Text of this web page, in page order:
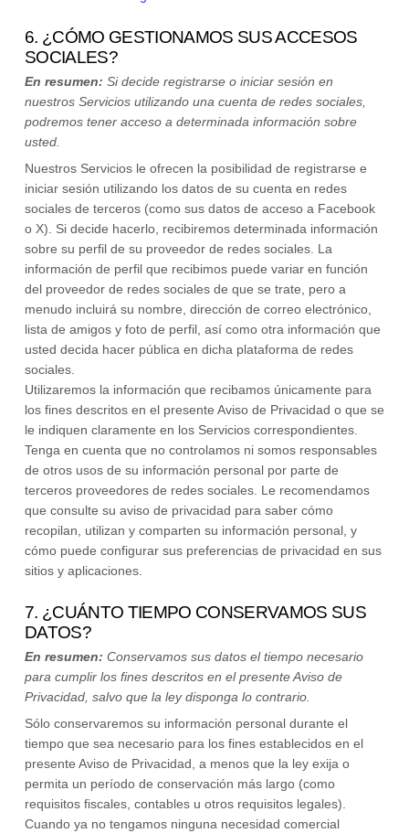
6. ¿CÓMO GESTIONAMOS SUS ACCESOS
SOCIALES?
En resumen: Si decide registrarse o iniciar sesión en
nuestros Servicios utilizando una cuenta de redes sociales,
podremos tener acceso a determinada información sobre
usted.
Nuestros Servicios le ofrecen la posibilidad de registrarse e
iniciar sesión utilizando los datos de su cuenta en redes
sociales de terceros (como sus datos de acceso a Facebook
o X). Si decide hacerlo, recibiremos determinada información
sobre su perfil de su proveedor de redes sociales. La
información de perfil que recibimos puede variar en función
del proveedor de redes sociales de que se trate, pero a
menudo incluirá su nombre, dirección de correo electrónico,
lista de amigos y foto de perfil, así como otra información que
usted decida hacer pública en dicha plataforma de redes
sociales.
Utilizaremos la información que recibamos únicamente para
los fines descritos en el presente Aviso de Privacidad o que se
le indiquen claramente en los Servicios correspondientes.
Tenga en cuenta que no controlamos ni somos responsables
de otros usos de su información personal por parte de
terceros proveedores de redes sociales. Le recomendamos
que consulte su aviso de privacidad para saber cómo
recopilan, utilizan y comparten su información personal, y
cómo puede configurar sus preferencias de privacidad en sus
sitios y aplicaciones.
7. ¿CUÁNTO TIEMPO CONSERVAMOS SUS
DATOS?
En resumen: Conservamos sus datos el tiempo necesario
para cumplirlos fines descritos en el presente Aviso de
Privacidad, salvo que la ley disponga lo contrario.
Sólo conservaremos su información personal durante el
tiempo que sea necesario para los fines establecidos en el
presente Aviso de Privacidad, a menos que la ley exija o
permita un período de conservación más largo (como
requisitos fiscales, contables u otros requisitos legales).
Cuando ya no tengamos ninguna necesidad comercial